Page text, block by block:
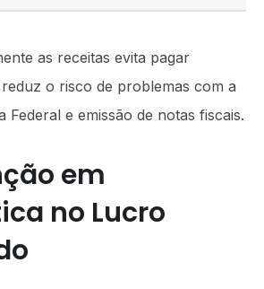
as receitas evita pagar
o risco de problemas com a
Federal e emissão de notas fiscais.
em
no Lucro